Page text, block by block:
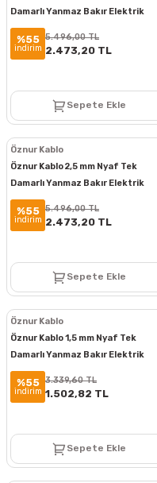
Damarlı Yanmaz Bakır Elektrik
Kablosu Sarı Yeşil 100 Metre
%55
indirim
5.496,00 TL
2.473,20 TL
Sepete Ekle
Öznur Kablo
Öznur Kablo 2,5 mm Nyaf Tek
Damarlı Yanmaz Bakır Elektrik
Kablosu Siyah 100 Metre
%55
indirim
5.496,00 TL
2.473,20 TL
Sepete Ekle
Öznur Kablo
Öznur Kablo 1,5 mm Nyaf Tek
Damarlı Yanmaz Bakır Elektrik
Kablosu Kırmızı 100 Metre
%55
indirim
3.339,60 TL
1.502,82 TL
Sepete Ekle